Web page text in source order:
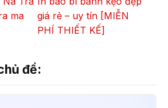
ma
giá rẻ – uy tín [MIỄN
PHÍ THIẾT KẾ]
đề: